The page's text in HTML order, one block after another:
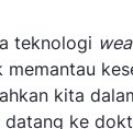
teknologi
kita
ke